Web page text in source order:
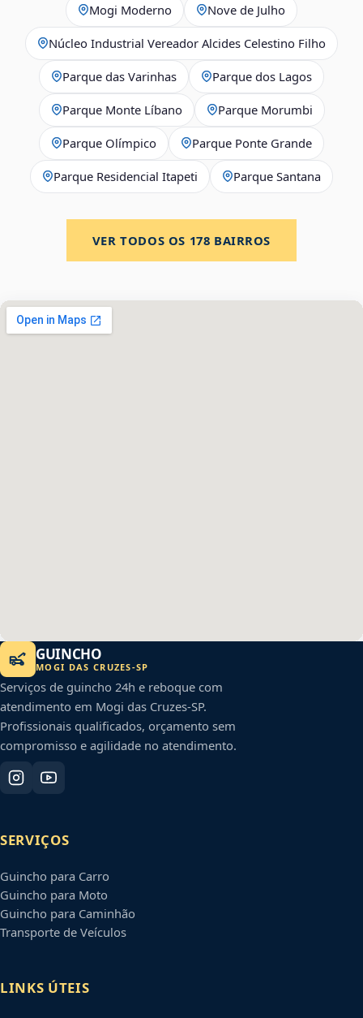
Mogi Moderno Nove de Julho
Núcleo Industrial Vereador Alcides Celestino Filho
Parque das Varinhas Parque dos Lagos
Parque Monte Líbano Parque Morumbi
Parque Olímpico Parque Ponte Grande
Parque Residencial Itapeti Parque Santana
VER TODOS OS 178 BAIRROS
GUINCHO
MOGI DAS CRUZES-SP
Serviços de guincho 24h e reboque com
atendimento em Mogi das Cruzes-SP.
Profissionais qualificados, orçamento sem
compromisso e agilidade no atendimento.
SERVIÇOS
Guincho para Carro
Guincho para Moto
Guincho para Caminhão
Transporte de Veículos
LINKS ÚTEIS